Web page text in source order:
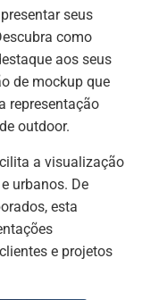
seus
como
aos seus
de mockup que
representação
outdoor.
a visualização
urbanos. De
esta
e projetos